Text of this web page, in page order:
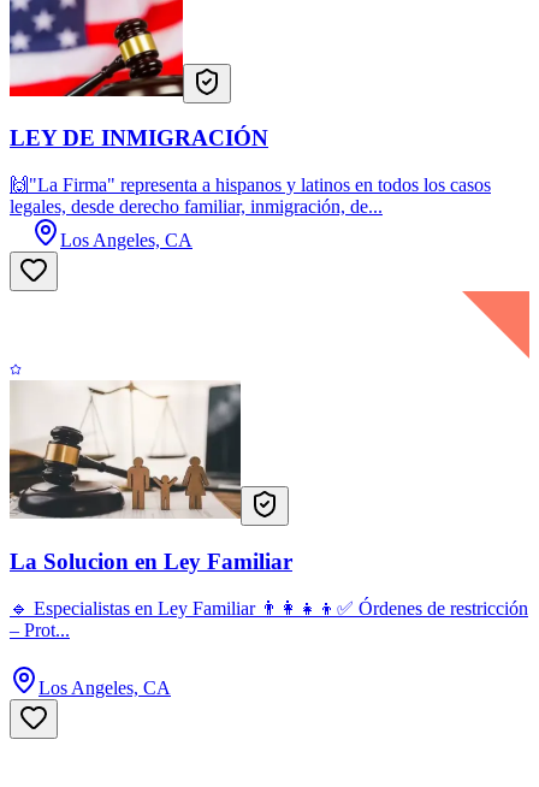
LEY DE INMIGRACIÓN
🙌"La Firma" representa a hispanos y latinos en todos los casos
legales, desde derecho familiar, inmigración, de...
Los Angeles, CA
La Solucion en Ley Familiar
🔹 Especialistas en Ley Familiar 👨‍👩‍👧‍👦✅ Órdenes de restricción
– Prot...
Los Angeles, CA